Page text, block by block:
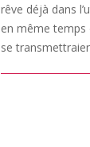
rêve déjà dans
en même temps
se